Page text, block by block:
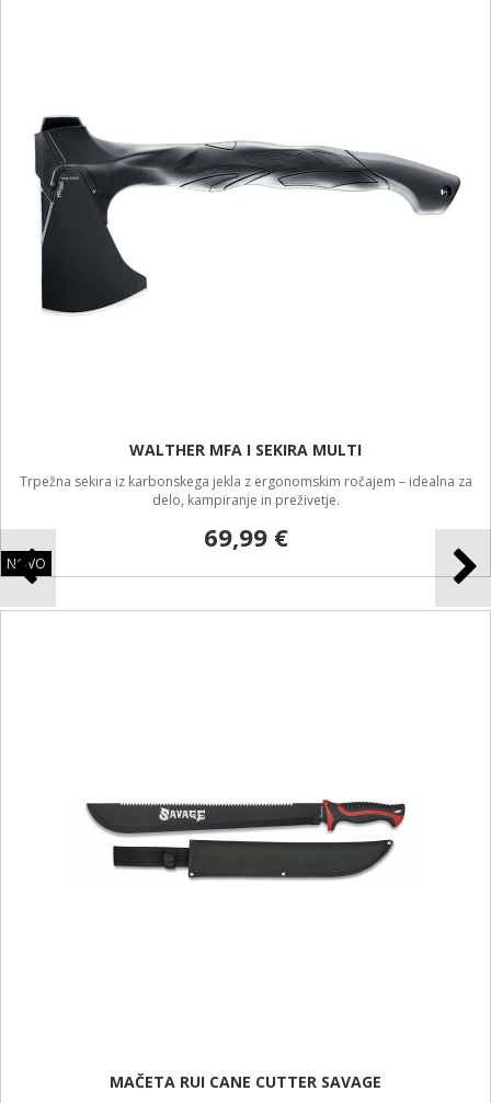
NOVO
WALTHER MFA I SEKIRA MULTI
Trpežna sekira iz karbonskega jekla z ergonomskim ročajem – idealna za
delo, kampiranje in preživetje.
69,99 €
MAČETA RUI CANE CUTTER SAVAGE